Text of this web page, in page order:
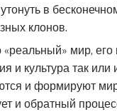
в
клонов.
«реальный» мир,
и культура так или
и формируют
и обратный